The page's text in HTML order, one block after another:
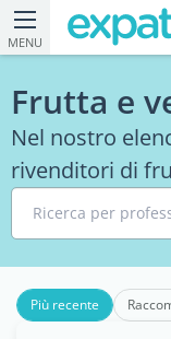
MENU
Frutta e
Nel nostro
rivenditori di
Ricerca per
Più recente